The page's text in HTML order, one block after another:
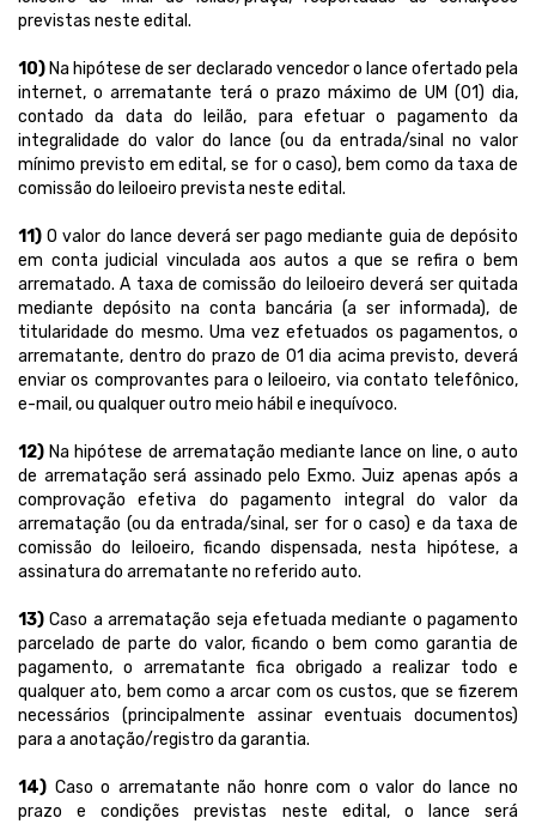
previstas neste edital.
10)Na hipótese de ser declarado vencedor o lance ofertado pela
internet, o arrematante terá o prazo máximo de UM (01) dia,
contado da data do leilão, para efetuar o pagamento da
integralidade do valor do lance (ou da entrada/sinal no valor
mínimo previsto em edital, se for o caso), bem como da taxa de
comissão do leiloeiro prevista neste edital.
11) O valor do lance deverá ser pago mediante guia de depósito
em conta judicial vinculada aos autos a que se refira o bem
arrematado. A taxa de comissão do leiloeiro deverá ser quitada
mediante depósito na conta bancária (a ser informada), de
titularidade do mesmo. Uma vez efetuados os pagamentos, o
arrematante, dentro do prazo de 01 dia acima previsto, deverá
enviar os comprovantes para o leiloeiro, via contato telefônico,
e-mail, ou qualquer outro meio hábil e inequívoco.
12) Na hipótese de arrematação mediante lance on line, o auto
de arrematação será assinado pelo Exmo. Juiz apenas após a
comprovação efetiva do pagamento integral do valor da
arrematação (ou da entrada/sinal, ser for o caso) e da taxa de
comissão do leiloeiro, ficando dispensada, nesta hipótese, a
assinatura do arrematante no referido auto.
13) Caso a arrematação seja efetuada mediante o pagamento
parcelado de parte do valor, ficando o bem como garantia de
pagamento, o arrematante fica obrigado a realizar todo e
qualquer ato, bem como a arcar com os custos, que se fizerem
necessários (principalmente assinar eventuais documentos)
para a anotação/registro da garantia.
14) Caso o arrematante não honre com o valor do lance no
prazo e condições previstas neste edital, o lance será